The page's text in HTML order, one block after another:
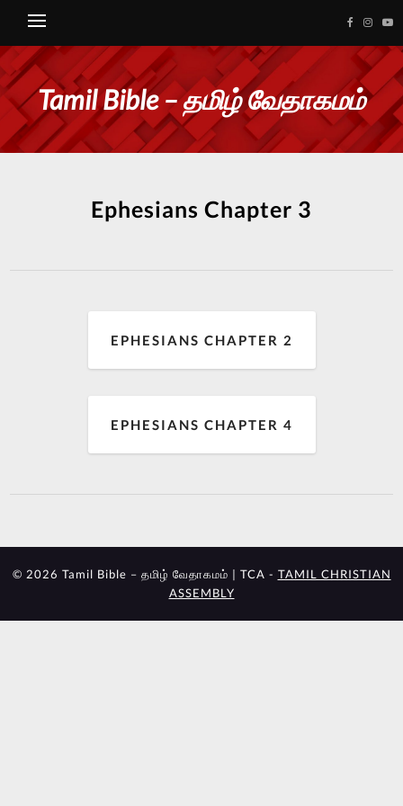
Tamil Bible – தமிழ் வேதாகமம்
Ephesians Chapter 3
EPHESIANS CHAPTER 2
EPHESIANS CHAPTER 4
© 2026 Tamil Bible – தமிழ் வேதாகமம் | TCA - TAMIL CHRISTIAN
ASSEMBLY